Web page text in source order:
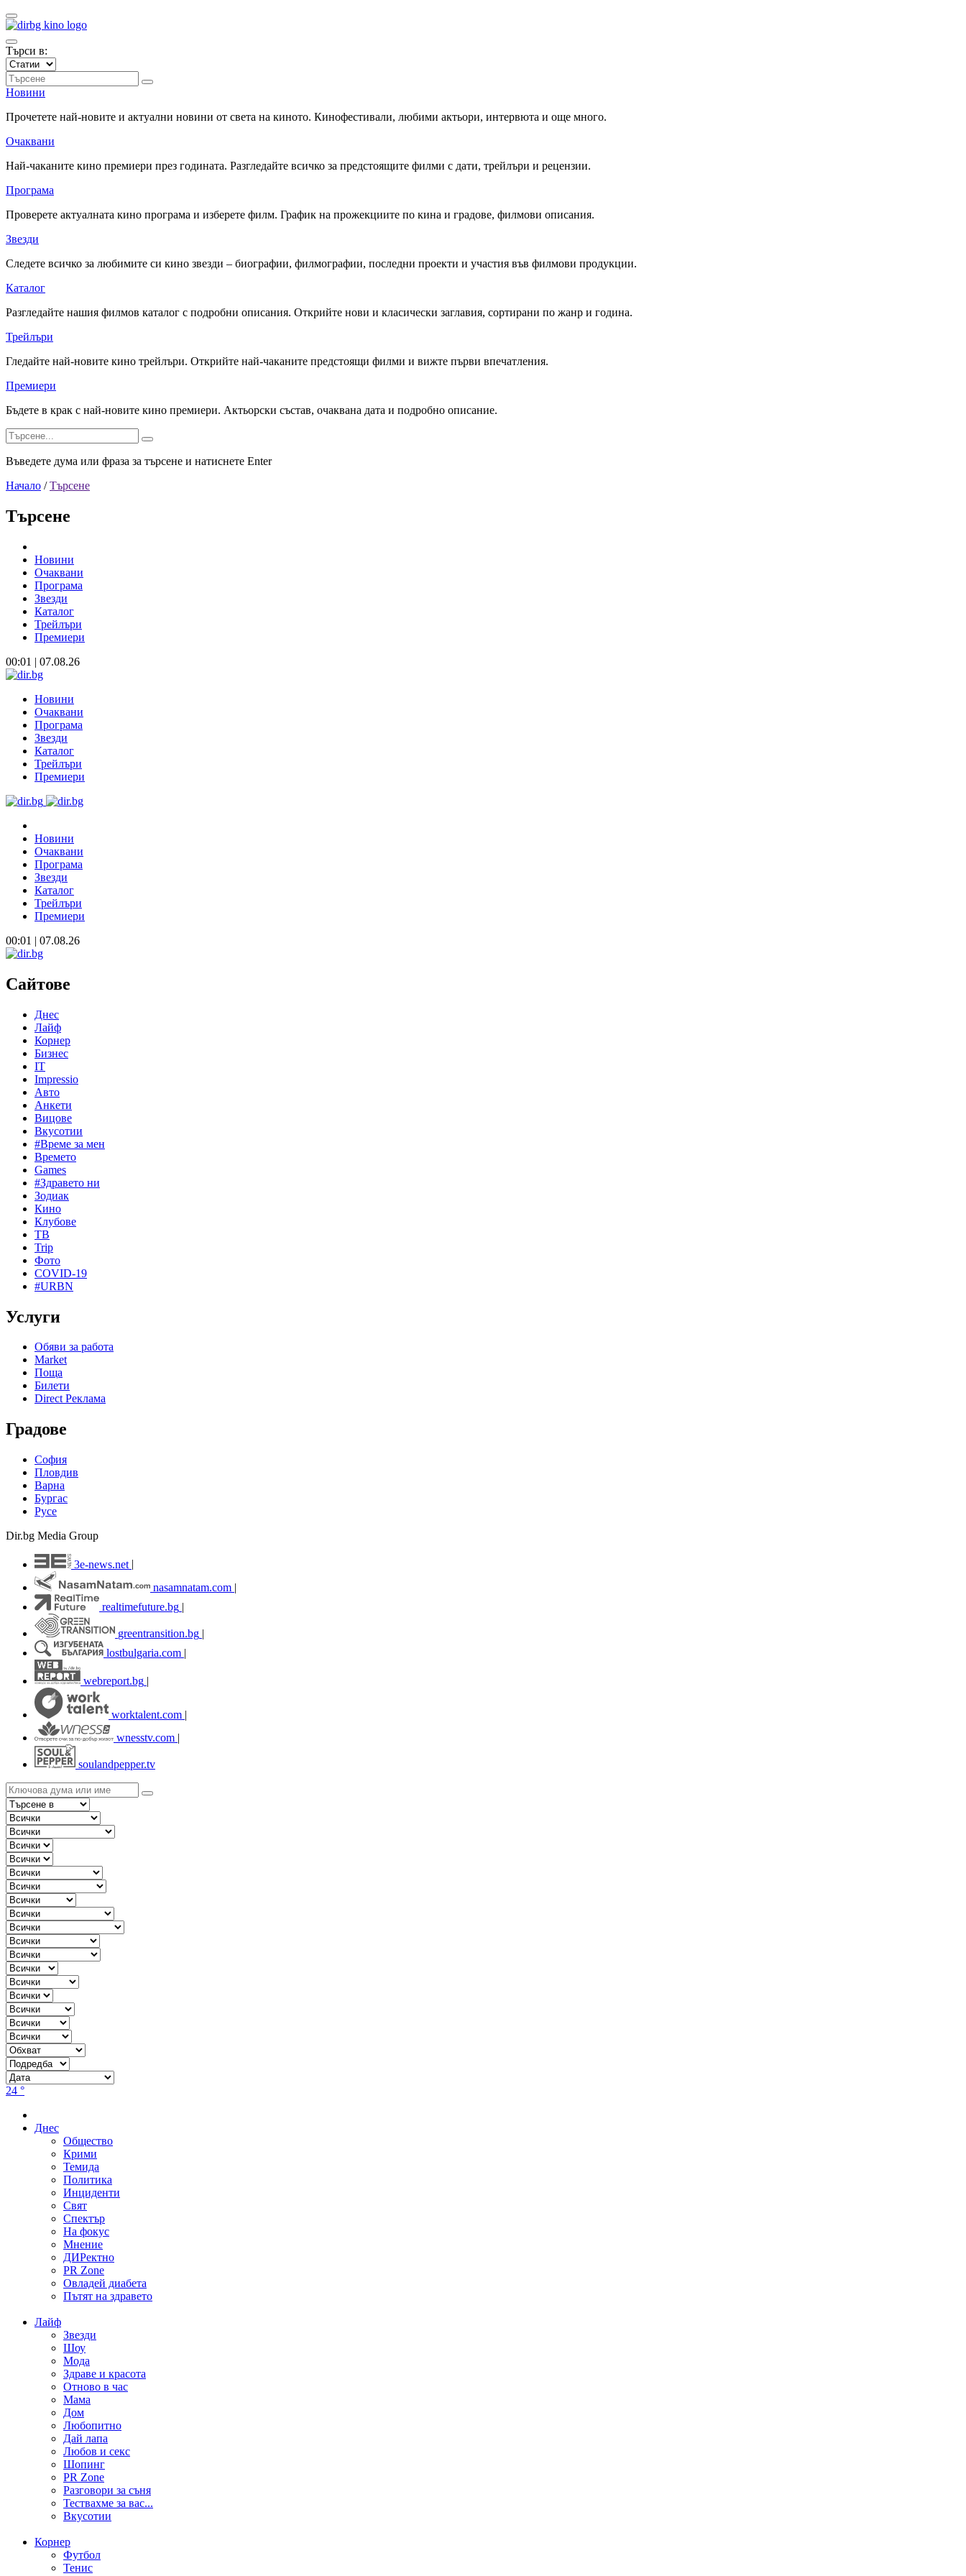
Търси в:
Новини
Прочетете най-новите и актуални новини от света на киното. Кинофестивали, любими актьори, интервюта и още много.
Очаквани
Най-чаканите кино премиери през годината. Разгледайте всичко за предстоящите филми с дати, трейлъри и рецензии.
Програма
Проверете актуалната кино програма и изберете филм. График на прожекциите по кина и градове, филмови описания.
Звезди
Следете всичко за любимите си кино звезди – биографии, филмографии, последни проекти и участия във филмови продукции.
Каталог
Разгледайте нашия филмов каталог с подробни описания. Открийте нови и класически заглавия, сортирани по жанр и година.
Трейлъри
Гледайте най-новите кино трейлъри. Открийте най-чаканите предстоящи филми и вижте първи впечатления.
Премиери
Бъдете в крак с най-новите кино премиери. Актьорски състав, очаквана дата и подробно описание.
Въведете дума или фраза за търсене и натиснете Enter
Начало / Търсене
Търсене
Новини
Очаквани
Програма
Звезди
Каталог
Трейлъри
Премиери
00:01 | 07.08.26
Новини
Очаквани
Програма
Звезди
Каталог
Трейлъри
Премиери
Новини
Очаквани
Програма
Звезди
Каталог
Трейлъри
Премиери
00:01 | 07.08.26
Сайтове
Днес
Лайф
Корнер
Бизнес
IT
Impressio
Авто
Анкети
Вицове
Вкусотии
#Време за мен
Времето
Games
#Здравето ни
Зодиак
Кино
Клубове
ТВ
Trip
Фото
COVID-19
#URBN
Услуги
Обяви за работа
Market
Поща
Билети
Direct Реклама
Градове
София
Пловдив
Варна
Бургас
Русе
Dir.bg Media Group
3e-news.net
nasamnatam.com |
realtimefuture.bg |
greentransition.bg |
lostbulgaria.com |
webreport.bg |
worktalent.com |
wnesstv.com |
soulandpepper.tv
24 °
Днес
Общество
Крими
Темида
Политика
Инциденти
Свят
Спектър
На фокус
Мнение
ДИРектно
PR Zone
Овладей диабета
Пътят на здравето
Лайф
Звезди
Шоу
Мода
Здраве и красота
Отново в час
Мама
Дом
Любопитно
Дай лапа
Любов и секс
Шопинг
PR Zone
Разговори за съня
Тествахме за вас...
Вкусотии
Корнер
Футбол
Тенис